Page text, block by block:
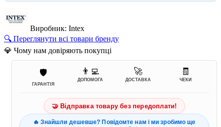
Виробник: Intex
🔍 Переглянути всі товари бренду
💎 Чому нам довіряють покупці
🛡️
ГАРАНТІЯ
👨‍💻
ДОПОМОГА
🚀
ДОСТАВКА
🧾
ЧЕКИ
🤝 Відправка товару без передоплати!
🔥 Знайшли дешевше? Повідомте нам і ми зробимо ще